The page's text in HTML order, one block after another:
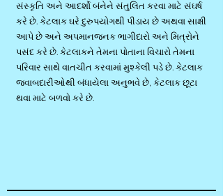
સંસ્કૃતિ અને આદર્શો બંનેને સંતુલિત કરવા માટે સંઘર્ષ
કરે છે. કેટલાક ઘરે દુરુપયોગથી પીડાય છે અથવા સાક્ષી
આપે છે અને અપમાનજનક ભાગીદારો અને મિત્રોને
પસંદ કરે છે. કેટલાકને તેમના પોતાના વિચારો તેમના
પરિવાર સાથે વાતચીત કરવામાં મુશ્કેલી પડે છે. કેટલાક
જવાબદારીઓથી બંધાયેલા અનુભવે છે, કેટલાક છૂટા
થવા માટે બળવો કરે છે.